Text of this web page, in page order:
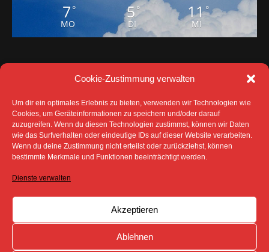
Cookie-Zustimmung verwalten
Um dir ein optimales Erlebnis zu bieten, verwenden wir Technologien wie
Cookies, um Geräteinformationen zu speichern und/oder darauf
zuzugreifen. Wenn du diesen Technologien zustimmst, können wir Daten
wie das Surfverhalten oder eindeutige IDs auf dieser Website verarbeiten.
Wenn du deine Zustimmung nicht erteilst oder zurückziehst, können
bestimmte Merkmale und Funktionen beeinträchtigt werden.
Dienste verwalten
Akzeptieren
Ablehnen
7 °
MO
5°
DI
11°
MI
IMPRESSUM
VERÖFFENTLICHTEN INFORMATIONEN UNTERLIEGEN -
SOFERN NICHT ANDERS GEKENNZEICHNET- DEM
COPYRIGHT DES SPREEBOTE ONLINE ODER WERDEN
MIT ERLAUBNIS DER RECHTEINHABER
VERÖFFENTLICHT.